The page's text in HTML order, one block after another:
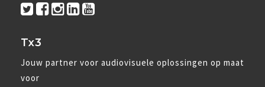
Tx3
Jouw partner voor audiovisuele oplossingen op maat
voor